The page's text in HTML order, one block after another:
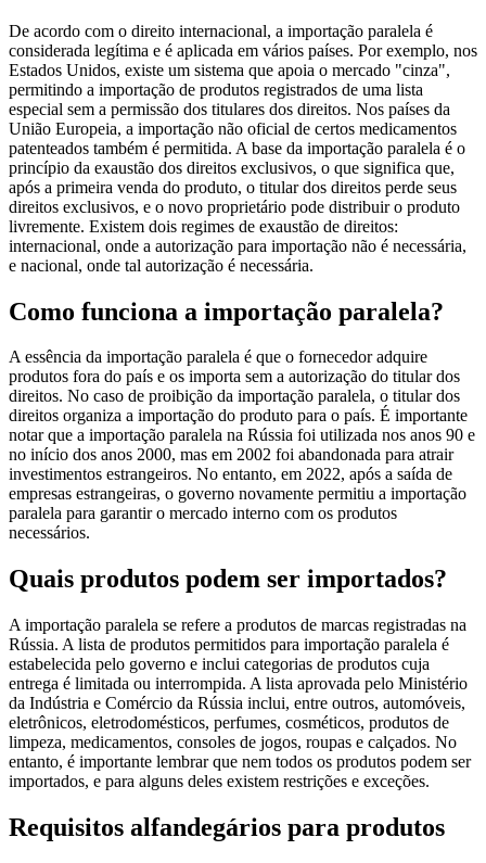
De acordo com o direito internacional, a importação paralela é
considerada legítima e é aplicada em vários países. Por exemplo, nos
Estados Unidos, existe um sistema que apoia o mercado "cinza",
permitindo a importação de produtos registrados de uma lista
especial sem a permissão dos titulares dos direitos. Nos países da
União Europeia, a importação não oficial de certos medicamentos
patenteados também é permitida. A base da importação paralela é o
princípio da exaustão dos direitos exclusivos, o que significa que,
após a primeira venda do produto, o titular dos direitos perde seus
direitos exclusivos, e o novo proprietário pode distribuir o produto
livremente. Existem dois regimes de exaustão de direitos:
internacional, onde a autorização para importação não é necessária,
e nacional, onde tal autorização é necessária.
Como funciona a importação paralela?
A essência da importação paralela é que o fornecedor adquire
produtos fora do país e os importa sem a autorização do titular dos
direitos. No caso de proibição da importação paralela, o titular dos
direitos organiza a importação do produto para o país. É importante
notar que a importação paralela na Rússia foi utilizada nos anos 90 e
no início dos anos 2000, mas em 2002 foi abandonada para atrair
investimentos estrangeiros. No entanto, em 2022, após a saída de
empresas estrangeiras, o governo novamente permitiu a importação
paralela para garantir o mercado interno com os produtos
necessários.
Quais produtos podem ser importados?
A importação paralela se refere a produtos de marcas registradas na
Rússia. A lista de produtos permitidos para importação paralela é
estabelecida pelo governo e inclui categorias de produtos cuja
entrega é limitada ou interrompida. A lista aprovada pelo Ministério
da Indústria e Comércio da Rússia inclui, entre outros, automóveis,
eletrônicos, eletrodomésticos, perfumes, cosméticos, produtos de
limpeza, medicamentos, consoles de jogos, roupas e calçados. No
entanto, é importante lembrar que nem todos os produtos podem ser
importados, e para alguns deles existem restrições e exceções.
Requisitos alfandegários para produtos